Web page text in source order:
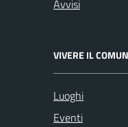
Avvisi
VIVERE IL
Luoghi
Eventi